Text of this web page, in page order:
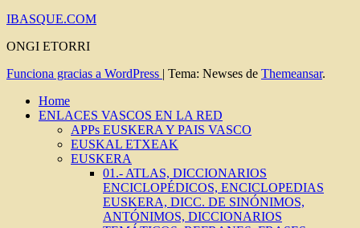
IBASQUE.COM
ONGI ETORRI
Funciona gracias a WordPress | Tema: Newses de Themeansar.
Home
ENLACES VASCOS EN LA RED
APPs EUSKERA Y PAIS VASCO
EUSKAL ETXEAK
EUSKERA
01.- ATLAS, DICCIONARIOS
ENCICLOPÉDICOS, ENCICLOPEDIAS
EUSKERA, DICC. DE SINÓNIMOS,
ANTÓNIMOS, DICCIONARIOS